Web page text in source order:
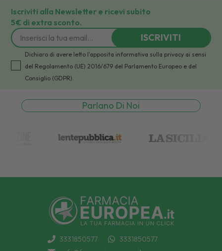
Iscriviti alla Newsletter e ricevi subito
5€ di extra sconto.
ISCRIVITI
Dichiaro di avere letto l'apposita informativa sulla privacy ai sensi
del Regolamento (UE) 2016/679 del Parlamento Europeo e del
Consiglio (GDPR).
Parlano Di Noi
3331850577
3331850577